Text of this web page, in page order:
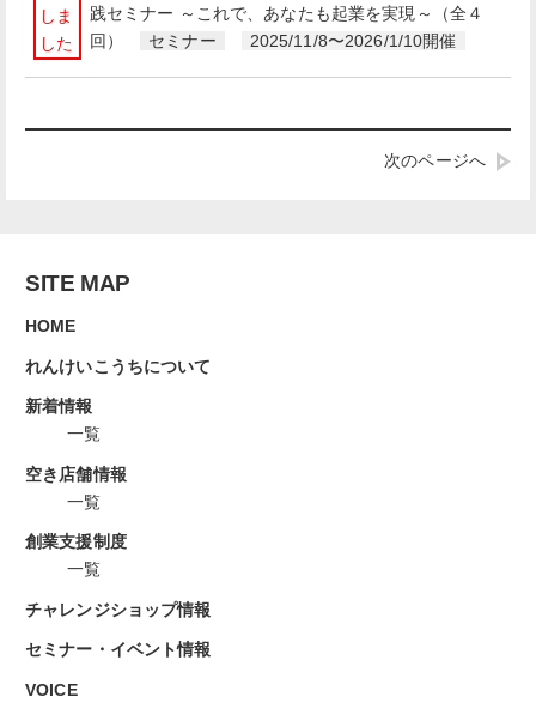
しま
した
践セミナー ～これで、あなたも起業を実現～（全４
回）
セミナー 2025/11/8〜2026/1/10開催
次のページへ
SITE MAP
HOME
れんけいこうちについて
新着情報
一覧
空き店舗情報
一覧
創業支援制度
一覧
チャレンジショップ情報
セミナー・イベント情報
VOICE